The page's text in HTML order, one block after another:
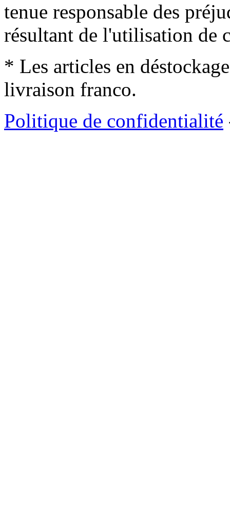
tenue responsable des
résultant de l'utilisation de
* Les articles en
livraison franco.
Politique de confidentialité